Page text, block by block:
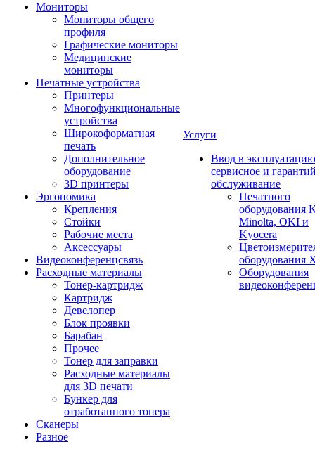
Мониторы
Мониторы общего
профиля
Графические мониторы
Медицинские
мониторы
Печатные устройства
Принтеры
Многофункциональные
устройства
Широкоформатная
печать
Дополнительное
оборудование
3D принтеры
Эргономика
Крепления
Стойки
Рабочие места
Аксессуары
Видеоконференцсвязь
Расходные материалы
Тонер-картридж
Картридж
Девелопер
Блок проявки
Барабан
Прочее
Тонер для заправки
Расходные материалы
для 3D печати
Бункер для
отработанного тонера
Сканеры
Разное
Услуги
Ввод в
сервисное и
обслуживание
Печатного
оборудования
Minolta, OKI и
Kyocera
оборудования
Оборудования